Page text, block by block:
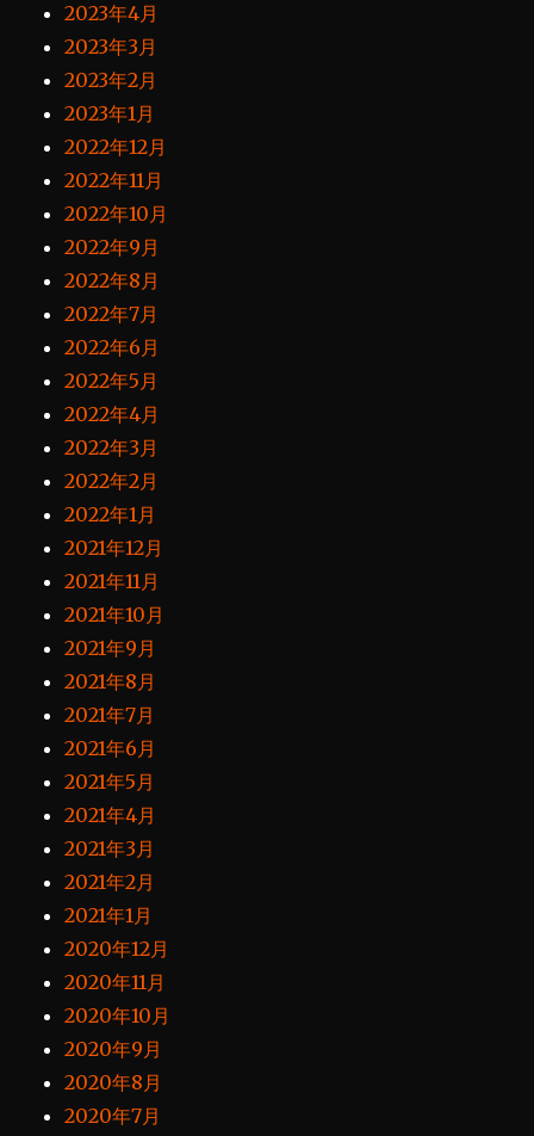
2023年4月
2023年3月
2023年2月
2023年1月
2022年12月
2022年11月
2022年10月
2022年9月
2022年8月
2022年7月
2022年6月
2022年5月
2022年4月
2022年3月
2022年2月
2022年1月
2021年12月
2021年11月
2021年10月
2021年9月
2021年8月
2021年7月
2021年6月
2021年5月
2021年4月
2021年3月
2021年2月
2021年1月
2020年12月
2020年11月
2020年10月
2020年9月
2020年8月
2020年7月